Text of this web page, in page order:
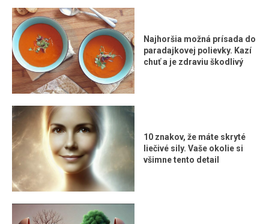
Najhoršia možná prísada do
paradajkovej polievky. Kazí
chuť a je zdraviu škodlivý
10 znakov, že máte skryté
liečivé sily. Vaše okolie si
všimne tento detail